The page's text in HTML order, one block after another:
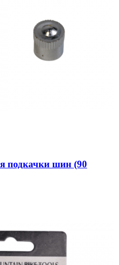
подкачки шин (90